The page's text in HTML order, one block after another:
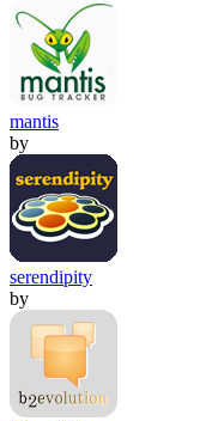
mantis
by
serendipity
by